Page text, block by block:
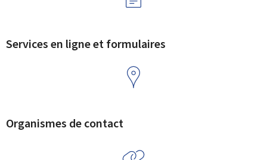
Services en ligne et formulaires
Organismes de contact